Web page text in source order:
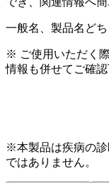
一般名、製品名どち
※ ご使用いただく
情報も併せてご確認
※本製品は疾病の診
ではありません。